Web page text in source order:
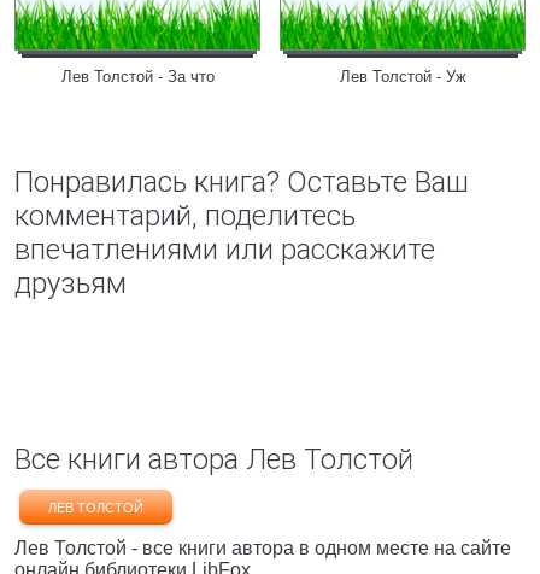
Лев Толстой - За что Лев Толстой - Уж
Понравилась книга? Оставьте Ваш
комментарий, поделитесь
впечатлениями или расскажите
друзьям
Все книги автора Лев Толстой
ЛЕВ ТОЛСТОЙ
Лев Толстой - все книги автора в одном месте на сайте
онлайн библиотеки LibFox.